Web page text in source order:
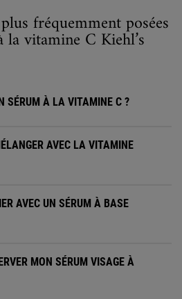
fréquemment posées
vitamine C Kiehl’s
SÉRUM À LA VITAMINE C ?
AVEC LA VITAMINE
AVEC UN SÉRUM À BASE
MON SÉRUM VISAGE À